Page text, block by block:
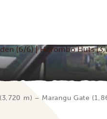
(6/6) | Horombo Huts
m) – Marangu Gate